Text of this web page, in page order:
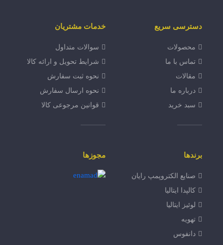
دسترسی سریع
محصولات
تماس با ما
مقالات
درباره ما
سبد خرید
خدمات مشتریان
سوالات متداول
شرایط تحویل و ارائه کالا
نحوه ثبت سفارش
نحوه ارسال سفارش
قوانین مرجوعی کالا
برندها
صنایع الکتروپمپ رایان
کالپدا ایتالیا
لوئیز ایتالیا
تهویه
دانفوس
مجوزها